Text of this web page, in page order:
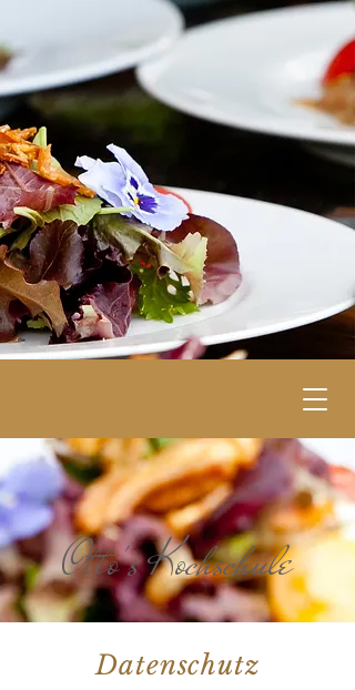
Otto's Kochschule
Datenschutz